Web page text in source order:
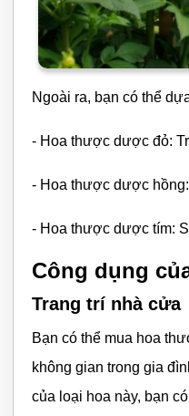
Ngoài ra, bạn có thể
- Hoa thược dược đỏ:
- Hoa thược dược
- Hoa thược dược tím:
Công dụng
Trang trí nhà cửa
Bạn có thể mua hoa
không gian trong gia
của loại hoa này, bạn